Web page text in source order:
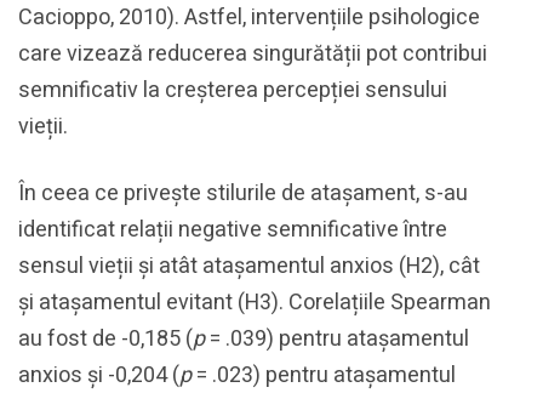
Cacioppo, 2010). Astfel, intervențiile psihologice
care vizează reducerea singurătății pot contribui
semnificativ la creșterea percepției sensului
vieții.
În ceea ce privește stilurile de atașament, s-au
identificat relații negative semnificative între
sensul vieții și atât atașamentul anxios (H2), cât
și atașamentul evitant (H3). Corelațiile Spearman
au fost de -0,185 (p= .039) pentru atașamentul
anxios și -0,204 (p= .023) pentru atașamentul